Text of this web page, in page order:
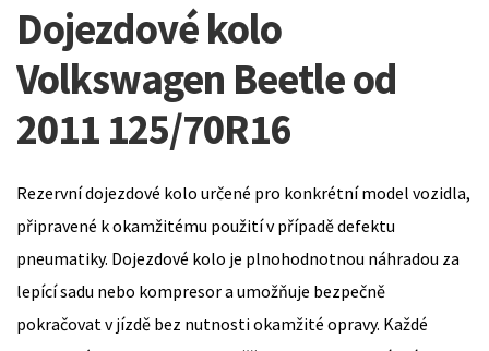
Dojezdové kolo
Volkswagen Beetle od
2011 125/70R16
Rezervní dojezdové kolo určené pro konkrétní model vozidla,
připravené k okamžitému použití v případě defektu
pneumatiky. Dojezdové kolo je plnohodnotnou náhradou za
lepící sadu nebo kompresor a umožňuje bezpečně
pokračovat v jízdě bez nutnosti okamžité opravy. Každé